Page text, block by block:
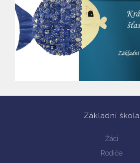
Základní škola
Žáci
Rodiče